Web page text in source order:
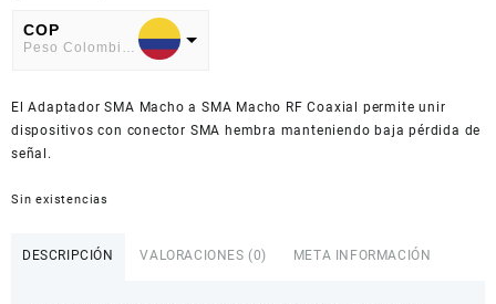
COP
American Dollar
El Adaptador SMA Macho a SMA Macho RF Coaxial permite unir
dispositivos con conector SMA hembra manteniendo baja pérdida de
señal.
Sin existencias
DESCRIPCIÓN VALORACIONES (0) META INFORMACIÓN